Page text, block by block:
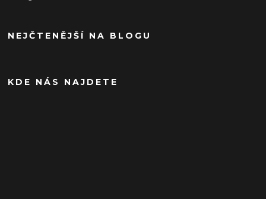
NEJČTENĚJŠÍ NA BLOGU
KDE NÁS NAJDETE